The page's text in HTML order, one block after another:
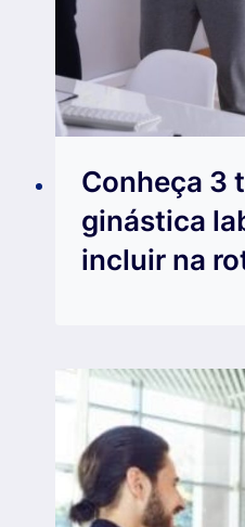
Conheça 3
ginástica
incluir na